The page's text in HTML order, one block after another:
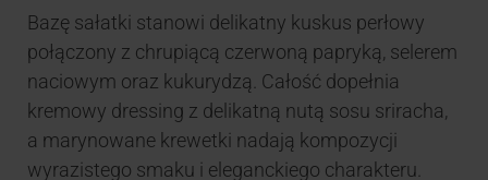
Bazę sałatki stanowi delikatny kuskus perłowy
połączony z chrupiącą czerwoną papryką, selerem
naciowym oraz kukurydzą. Całość dopełnia
kremowy dressing z delikatną nutą sosu sriracha,
a marynowane krewetki nadają kompozycji
wyrazistego smaku i eleganckiego charakteru.